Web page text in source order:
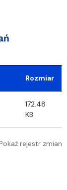
Rozmiar
172.48
KB
rejestr zmian